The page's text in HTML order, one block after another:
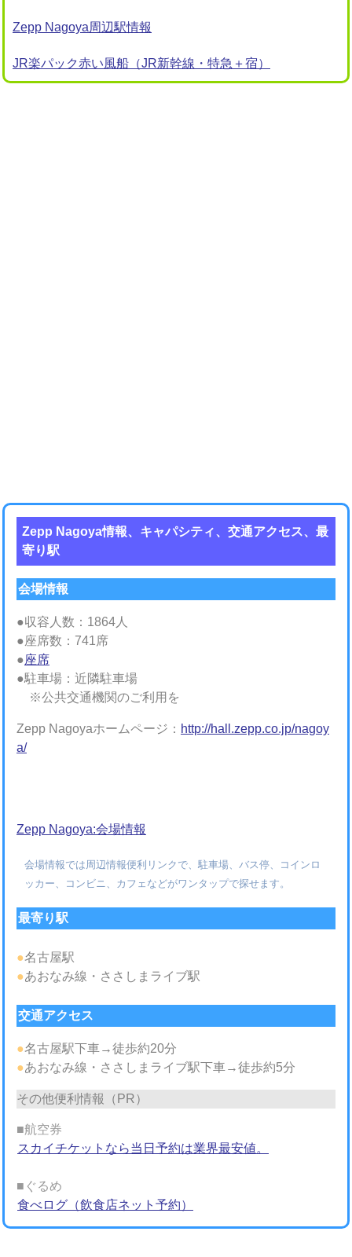
Zepp Nagoya周辺駅情報
JR楽パック赤い風船（JR新幹線・特急＋宿）
Zepp Nagoya情報、キャパシティ、交通アクセス、最
寄り駅
会場情報
●収容人数：1864人
●座席数：741席
●座席
●駐車場：近隣駐車場
※公共交通機関のご利用を
Zepp Nagoyaホームページ： http://hall.zepp.co.jp/nagoy
a/
Zepp Nagoya:会場情報
会場情報では周辺情報便利リンクで、駐車場、バス停、コインロ
ッカー、コンビニ、カフェなどがワンタップで探せます。
最寄り駅
●名古屋駅
●あおなみ線・ささしまライブ駅
交通アクセス
●名古屋駅下車→徒歩約20分
●あおなみ線・ささしまライブ駅下車→徒歩約5分
その他便利情報（PR）
■航空券
スカイチケットなら当日予約は業界最安値。
■ぐるめ
食べログ（飲食店ネット予約）